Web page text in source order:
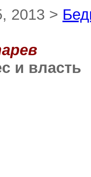
2013 >
и власть